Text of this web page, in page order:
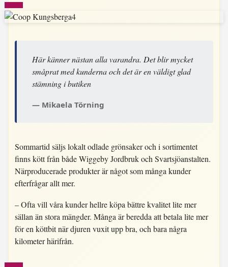
Här känner nästan alla varandra. Det blir mycket
småprat med kunderna och det är en väldigt glad
stämning i butiken
Mikaela Törning
Sommartid säljs lokalt odlade grönsaker och i sortimentet
finns kött från både Wiggeby Jordbruk och Svartsjöanstalten.
Närproducerade produkter är något som många kunder
efterfrågar allt mer.
– Ofta vill våra kunder hellre köpa bättre kvalitet lite mer
sällan än stora mängder. Många är beredda att betala lite mer
för en köttbit när djuren vuxit upp bra, och bara några
kilometer härifrån.